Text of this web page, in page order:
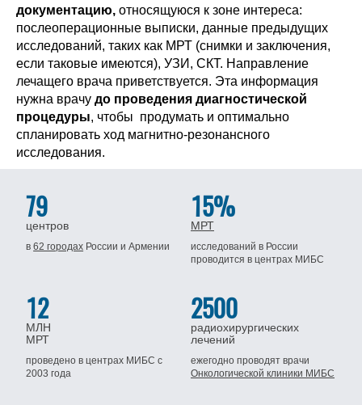
документацию, относящуюся к зоне интереса:
послеоперационные выписки, данные предыдущих
исследований, таких как МРТ (снимки и заключения,
если таковые имеются), УЗИ, СКТ. Направление
лечащего врача приветствуется. Эта информация
нужна врачу до проведения диагностической
процедуры, чтобы продумать и оптимально
спланировать ход магнитно-резонансного
исследования.
79
центров
в62 городах Россиии Армении
15%
МРТ
исследований в России
проводится в центрах МИБС
12
МЛН
МРТ
проведено в центрах МИБСс
2003 года
2500
радиохирургических
лечений
ежегодно проводят врачи
Онкологической клиники МИБС